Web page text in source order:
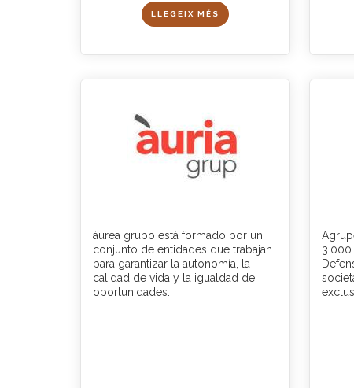
LLEGEIX MÉS
áurea grupo está formado por un
conjunto de entidades que trabajan
para garantizar la autonomía, la
calidad de vida y la igualdad de
oportunidades.
3.000